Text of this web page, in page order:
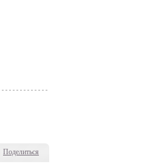
Поделиться